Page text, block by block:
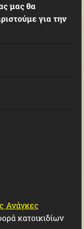
μας θα
για την
Ανάγκες
κατοικιδίων